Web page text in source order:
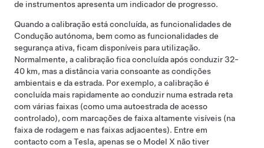
de instrumentosapresenta um indicador de progresso.
Quando a calibração está concluída, as funcionalidades de
Condução autónoma, bem como as funcionalidades de
segurança ativa, ficam disponíveis para utilização.
Normalmente, a calibração fica concluída após conduzir32-
40 km, mas a distância varia consoante as condições
ambientais e da estrada. Por exemplo, a calibração é
concluída mais rapidamente ao conduzir numa estrada reta
com várias faixas (como uma autoestrada de acesso
controlado), com marcações de faixa altamente visíveis (na
faixa de rodagem e nas faixas adjacentes). Entre em
contacto com a Tesla, apenas se o Model X não tiver